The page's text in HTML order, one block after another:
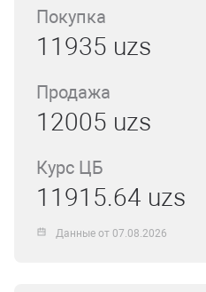
Покупка
11935 uzs
Продажа
12005 uzs
Курс ЦБ
11915.64 uzs
Данные от 07.08.2026